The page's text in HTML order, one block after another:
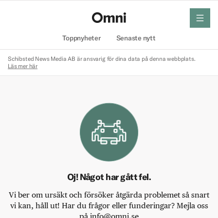
Toppnyheter Senaste nytt
meny
Schibsted News Media AB är ansvarig för dina data på denna webbplats.
Läs mer här
Oj! Något har gått fel.
Vi ber om ursäkt och försöker åtgärda problemet så snart
vi kan, håll ut! Har du frågor eller funderingar? Mejla oss